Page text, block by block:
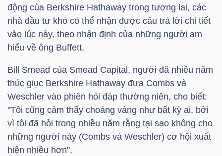
động của Berkshire Hathaway trong tương lai, các
nhà đầu tư khó có thể nhận được câu trả lời chi tiết
vào lúc này, theo nhận định của những người am
hiểu về ông Buffett.
Bill Smead của Smead Capital, người đã nhiều năm
thúc giục Berkshire Hathaway đưa Combs và
Weschler vào phiên hỏi đáp thường niên, cho biết:
"Tôi cũng cảm thấy choáng váng như bất kỳ ai, bởi
vì tôi đã hỏi trong nhiều năm rằng tại sao không cho
những người này (Combs và Weschler) cơ hội xuất
hiện nhiều hơn".
cụ
đầu
tư